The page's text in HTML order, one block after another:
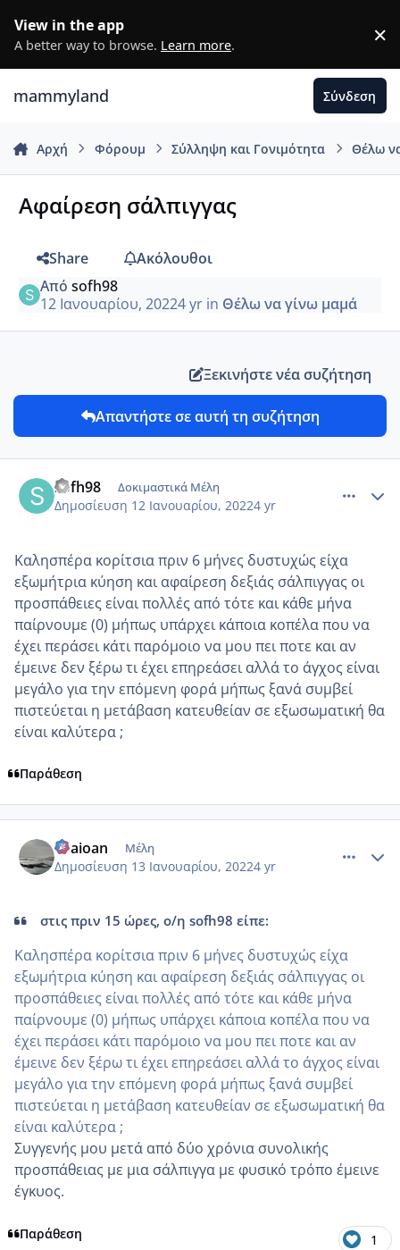
View in the app
A better way to browse. Learn more. ×
mammyland Σύνδεση
Αρχή Φόρουμ Σύλληψη και Γονιμότητα Θέλω
Αφαίρεση σάλπιγγας
Share
Ακόλουθοι
Από sofh98
12 Ιανουαρίου, 20224 yrin Θέλω να γίνω μαμά
Ξεκινήστε νέα συζήτηση
Απαντήστε σε αυτή τη συζήτηση
sofh98 Δοκιμαστικά Μέλη
Δημοσίευση 12 Ιανουαρίου, 20224 yr
Καλησπέρα κορίτσια πριν 6 μήνες δυστυχώς είχα
εξωμήτρια κύηση και αφαίρεση δεξιάς σάλπιγγας οι
προσπάθειες είναι πολλές από τότε και κάθε μήνα
παίρνουμε (0) μήπως υπάρχει κάποια κοπέλα που να
έχει περάσει κάτι παρόμοιο να μου πει ποτε και αν
έμεινε δεν ξέρω τι έχει επηρεάσει αλλά το άγχος είναι
μεγάλο για την επόμενη φορά μήπως ξανά συμβεί
πιστεύεται η μετάβαση κατευθείαν σε εξωσωματική θα
είναι καλύτερα ;
Παράθεση
evaioan Μέλη
Δημοσίευση 13 Ιανουαρίου, 20224 yr
στις πριν 15 ώρες, ο/η sofh98 είπε:
Καλησπέρα κορίτσια πριν 6 μήνες δυστυχώς είχα
εξωμήτρια κύηση και αφαίρεση δεξιάς σάλπιγγας οι
προσπάθειες είναι πολλές από τότε και κάθε μήνα
παίρνουμε (0) μήπως υπάρχει κάποια κοπέλα που να
έχει περάσει κάτι παρόμοιο να μου πει ποτε και αν
έμεινε δεν ξέρω τι έχει επηρεάσει αλλά το άγχος είναι
μεγάλο για την επόμενη φορά μήπως ξανά συμβεί
πιστεύεται η μετάβαση κατευθείαν σε εξωσωματική θα
είναι καλύτερα ;
Συγγενής μου μετά από δύο χρόνια συνολικής
προσπάθειας με μια σάλπιγγα με φυσικό τρόπο έμεινε
έγκυος.
Παράθεση 1